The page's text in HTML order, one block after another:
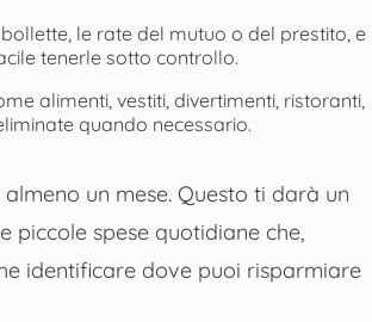
le rate del mutuo o del prestito, e
tenerle sotto controllo.
alimenti, vestiti, divertimenti, ristoranti,
quando necessario.
un mese. Questo ti darà un
piccole spese quotidiane che,
identificare dove puoi risparmiare